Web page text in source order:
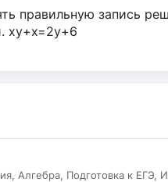
правильную запись
xy+x=2y+6
Алгебра, Подготовка к ЕГЭ,